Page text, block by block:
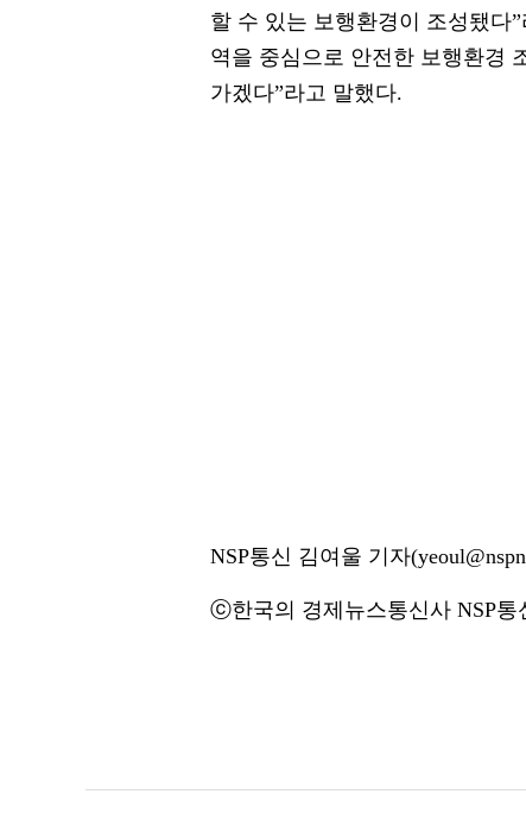
할 수 있는 보행환경이 조성됐다
역을 중심으로 안전한 보행환경
가겠다”라고 말했다.
NSP통신 김여울 기자
ⓒ한국의 경제뉴스통신사 NSP통